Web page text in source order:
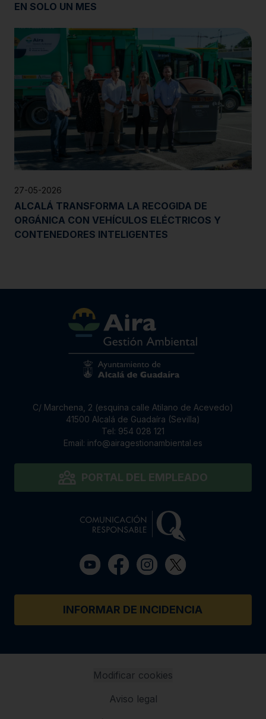
EN SOLO UN MES
27-05-2026
ALCALÁ TRANSFORMA LA RECOGIDA DE
ORGÁNICA CON VEHÍCULOS ELÉCTRICOS Y
CONTENEDORES INTELIGENTES
C/ Marchena, 2 (esquina calle Atilano de Acevedo)
41500 Alcalá de Guadaíra (Sevilla)
Tel: 954 028 121
Email: info@airagestionambiental.es
PORTAL DEL EMPLEADO
INFORMAR DE INCIDENCIA
Modificar cookies
Aviso legal